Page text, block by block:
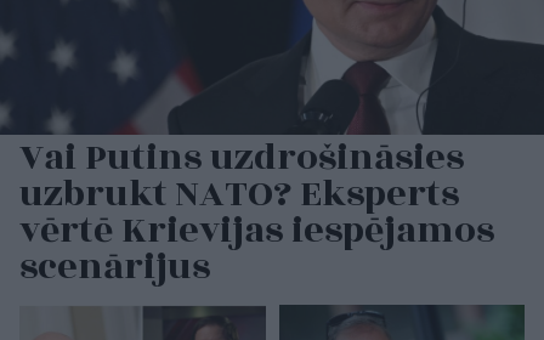
Vai Putins uzdrošināsies
uzbrukt NATO? Eksperts
vērtē Krievijas iespējamos
scenārijus